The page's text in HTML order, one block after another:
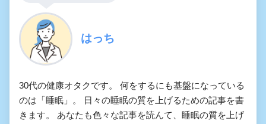
はっち
30代の健康オタクです。 何をするにも基盤になっている
のは「睡眠」。 日々の睡眠の質を上げるための記事を書
きます。 あなたも色々な記事を読んて、睡眠の質を上げ